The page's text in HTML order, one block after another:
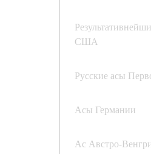
США
Русские асы
Асы Германии
Ас Австро-